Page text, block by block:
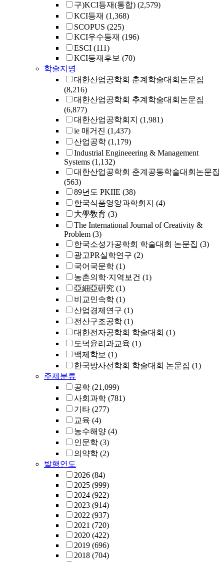
구)KCI등재(통합) (2,579)
KCI등재 (1,368)
SCOPUS (225)
KCI우수등재 (196)
ESCI (111)
KCI등재후보 (70)
학술지명
대한산업공학회 춘계학술대회논문집
(8,216)
대한산업공학회 추계학술대회논문집
(6,877)
대한산업공학회지 (1,981)
ie 매거진 (1,437)
산업공학 (1,179)
Industrial Engineeering & Management
Systems (1,132)
대한산업공학회 춘계공동학술대회논문집
(563)
89년도 PKIIE (38)
한국식품영양과학회지 (4)
大學敎育 (3)
The International Journal of Creativity &
Problem (3)
한국소성가공학회 학술대회 논문집 (3)
광고PR실학연구 (2)
국어국문학 (1)
농촌의학·지역보건 (1)
亞細亞硏究 (1)
비교민속학 (1)
산업경제연구 (1)
전산구조공학 (1)
대한전자공학회 학술대회 (1)
도덕윤리과교육 (1)
백제학보 (1)
한국방사선학회 학술대회 논문집 (1)
주제분류
공학 (21,099)
사회과학 (781)
기타 (277)
교육 (4)
농수해양 (4)
인문학 (3)
의약학 (2)
발행연도
2026 (84)
2025 (999)
2024 (922)
2023 (914)
2022 (937)
2021 (720)
2020 (422)
2019 (696)
2018 (704)